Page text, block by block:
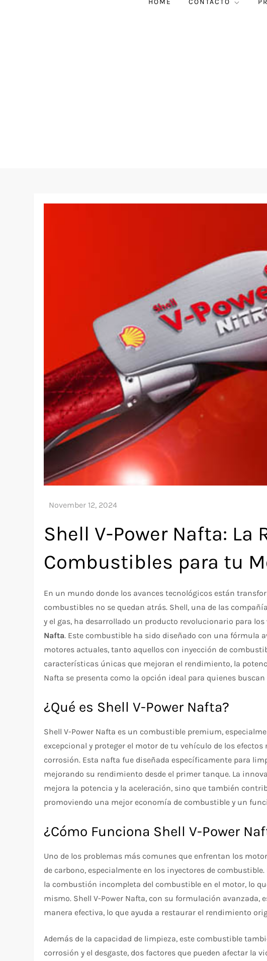
HOME CONTACTO
Shell V-Power Nafta: La
Combustibles para tu
En un mundo donde los avances tecnológicos están
combustibles no se quedan atrás. Shell, una de las
y el gas, ha desarrollado un producto revolucionario para
Nafta. Este combustible ha sido diseñado con una fórmula
motores actuales, tanto aquellos con inyección de
características únicas que mejoran el rendimiento, la
Nafta se presenta como la opción ideal para quienes
¿Qué es Shell V-Power Nafta?
Shell V-Power Nafta es un combustible premium,
excepcional y proteger el motor de tu vehículo de los
corrosión. Esta nafta fue diseñada específicamente para
mejorando su rendimiento desde el primer tanque. La
mejora la potencia y la aceleración, sino que también
promoviendo una mejor economía de combustible y un
¿Cómo Funciona Shell V-Power
Uno de los problemas más comunes que enfrentan los
de carbono, especialmente en los inyectores de
la combustión incompleta del combustible en el motor, lo
mismo. Shell V-Power Nafta, con su formulación avanzada,
manera efectiva, lo que ayuda a restaurar el rendimiento
Además de la capacidad de limpieza, este combustible
corrosión y el desgaste, dos factores que pueden afectar la